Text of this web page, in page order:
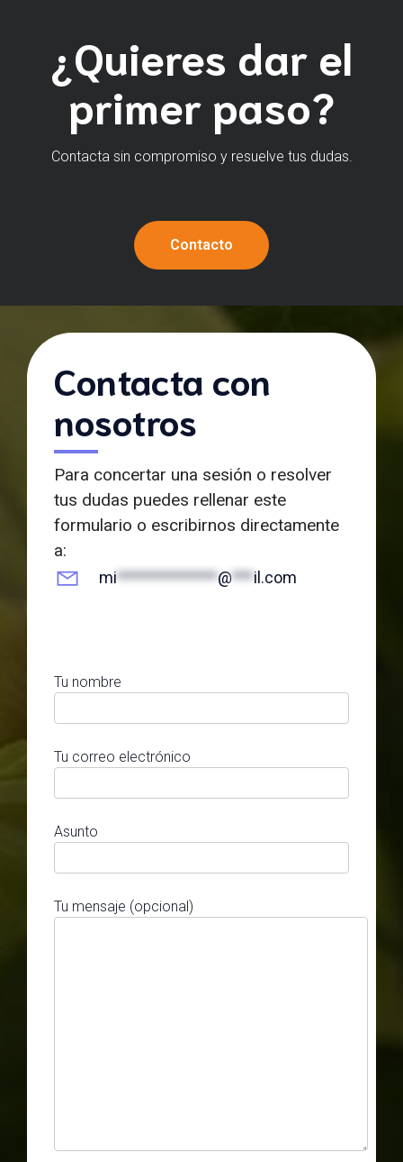
¿Quieres dar el
primer paso?
Contacta sin compromiso y resuelve tus dudas.
Contacto
Contacta con
nosotros
Para concertar una sesión o resolver
tus dudas puedes rellenar este
formulario o escribirnos directamente
a:
mi**************@***il.com
Tu nombre
Tu correo electrónico
Asunto
Tu mensaje (opcional)